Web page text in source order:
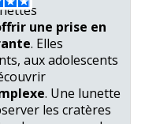
une prise en
. Elles
aux adolescents
. Une lunette
les cratères